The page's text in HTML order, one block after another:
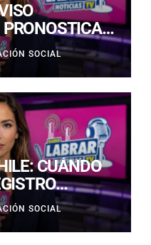
CERO ALTA
Y
SOCIAL
CUÁNDO
SOCIAL